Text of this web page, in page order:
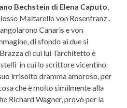
Bechstein di Elena Caputo
Maltarello von Rosenfranz .
Canaris e von
di sfondo ai due si
di cui lui l’architetto è
in cui lo scrittore vicentino
irrisolto dramma amoroso, per
che è molto similmente alla
Richard Wagner, provò per la